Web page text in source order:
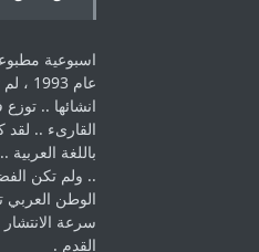
اسبوعية
عام
انشائها ..
القارىء ..‏
باللغة
.. ولم تكن
الوطن ‏العربي
سرعة
القدم . ‏